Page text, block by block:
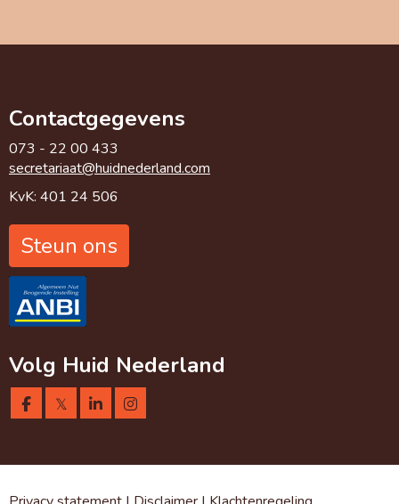
Contactgegevens
073 - 22 00 433
taairaterces@huidnederland.com
KvK: 401 24 506
Steun ons
Volg Huid Nederland
𝕏